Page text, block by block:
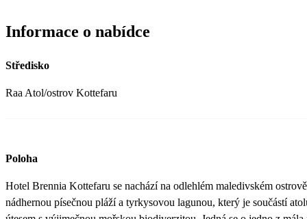
Informace o nabídce
Středisko
Raa Atol/ostrov Kottefaru
Poloha
Hotel Brennia Kottefaru se nachází na odlehlém maledivském
nádhernou písečnou pláží a tyrkysovou lagunou, který je součástí